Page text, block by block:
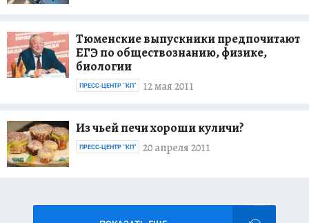
Тюменские выпускники предпочитают
ЕГЭ по обществознанию, физике,
биологии
12 мая 2011
ПРЕСС-ЦЕНТР "КП"
Из чьей печи хороши куличи?
20 апреля 2011
ПРЕСС-ЦЕНТР "КП"